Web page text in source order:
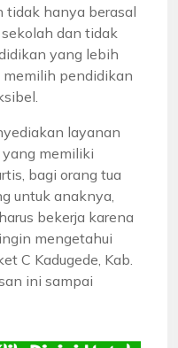
tidak hanya berasal
dan tidak
yang lebih
pendidikan
layanan
memiliki
bagi orang tua
untuk anaknya,
bekerja karena
mengetahui
C Kadugede, Kab.
ini sampai